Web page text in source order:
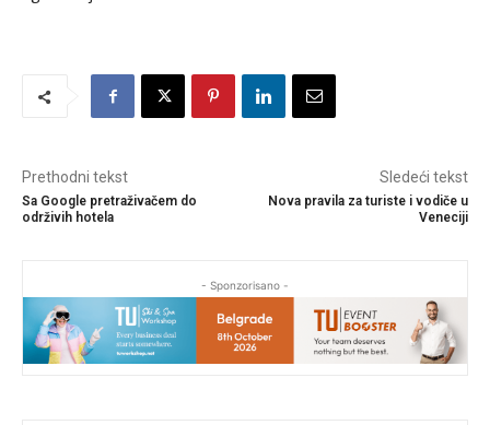
Prethodni tekst
Sa Google pretraživačem do
održivih hotela
Sledeći tekst
Nova pravila za turiste i vodiče u
Veneciji
- Sponzorisano -